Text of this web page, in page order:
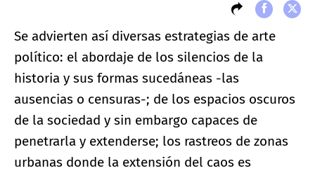
Se advierten así diversas estrategias de arte
político: el abordaje de los silencios de la
historia y sus formas sucedáneas -las
ausencias o censuras-; de los espacios oscuros
de la sociedad y sin embargo capaces de
penetrarla y extenderse; los rastreos de zonas
urbanas donde la extensión del caos es